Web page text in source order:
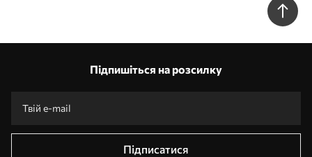
Підпишіться на розсилку
Підписатися